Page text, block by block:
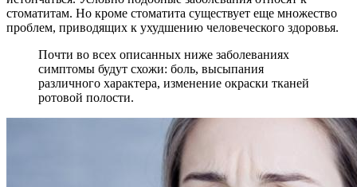
стоматитам. Но кроме стоматита существует еще множество
проблем, приводящих к ухудшению человеческого здоровья.
Почти во всех описанных ниже заболеваниях
симптомы будут схожи: боль, высыпания
различного характера, изменение окраски тканей
ротовой полости.